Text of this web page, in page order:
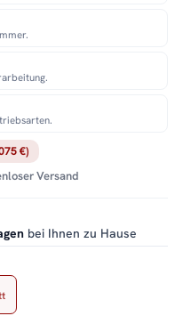
€)
Versand
bei Ihnen zu Hause